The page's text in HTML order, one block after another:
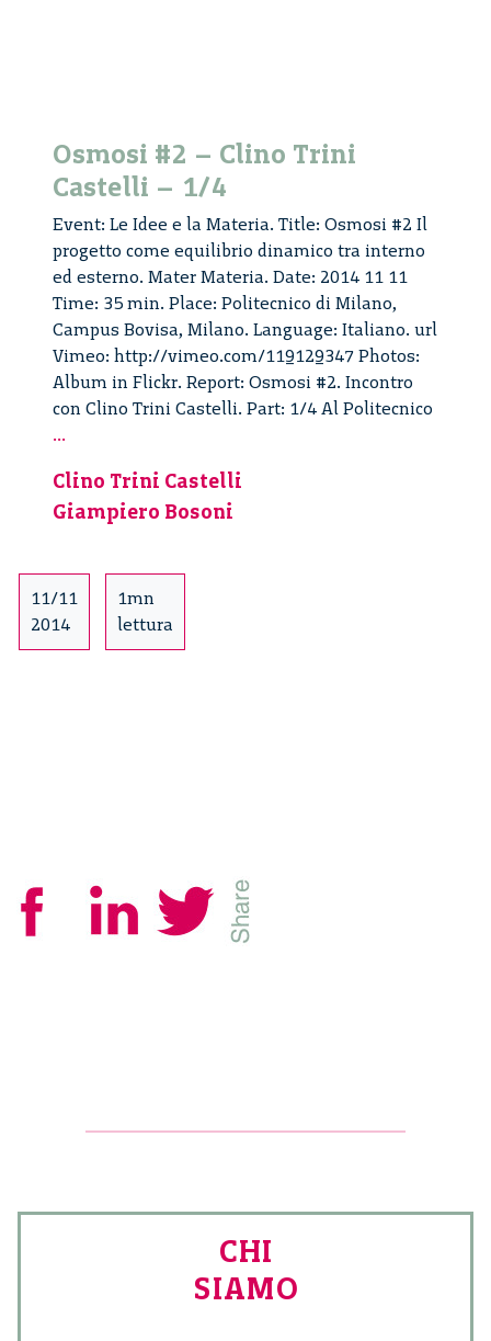
Osmosi #2 – Clino Trini
Castelli – 1/4
Event: Le Idee e la Materia. Title: Osmosi #2 Il
progetto come equilibrio dinamico tra interno
ed esterno. Mater Materia. Date: 2014 11 11
Time: 35 min. Place: Politecnico di Milano,
Campus Bovisa, Milano. Language: Italiano. url
Vimeo: http://vimeo.com/119129347 Photos:
Album in Flickr. Report: Osmosi #2. Incontro
con Clino Trini Castelli. Part: 1/4 Al Politecnico
...
–
Clino
–
1/4
Clino Trini Castelli
Giampiero Bosoni
11/11
2014
1mn
lettura
CHI
SIAMO